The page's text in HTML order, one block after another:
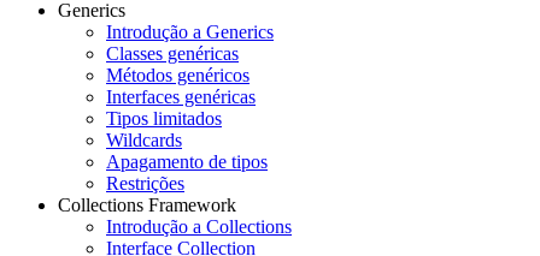
Generics
Introdução a Generics
Classes genéricas
Métodos genéricos
Interfaces genéricas
Tipos limitados
Wildcards
Apagamento de tipos
Restrições
Collections Framework
Introdução a Collections
Interface Collection